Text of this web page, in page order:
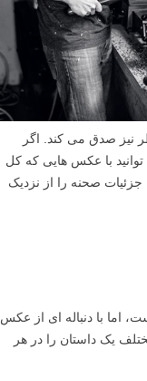
نیز صدق می کند. اگر
با عکس هایی که کل
صحنه را از نزدیک
اما با دنباله ای از عکس
یک داستان را در هر